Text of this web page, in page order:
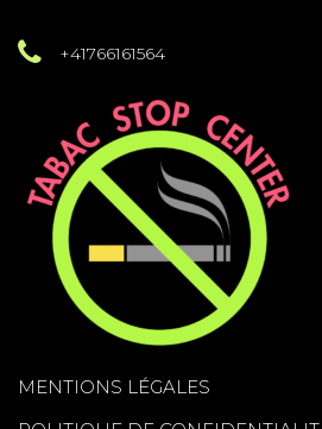
+41766161564
MENTIONS LÉGALES